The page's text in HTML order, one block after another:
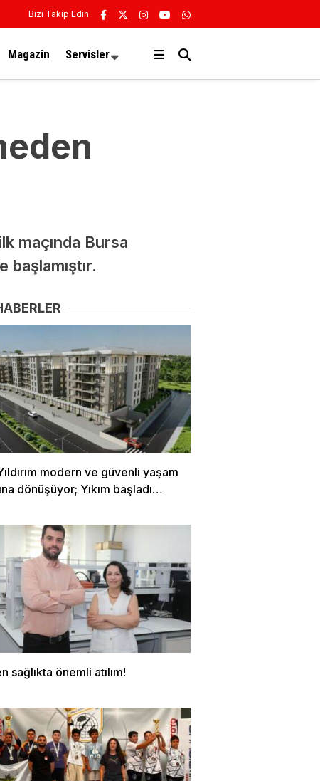
Bizi Takip Edin
Magazin Servisler
maçında Bursa
modern ve güvenli yaşam
dönüşüyor; Yıkım başladı…
sağlıkta önemli atılım!